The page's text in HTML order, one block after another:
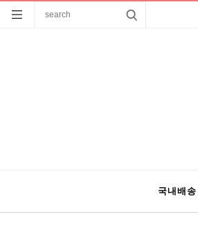
국내배송